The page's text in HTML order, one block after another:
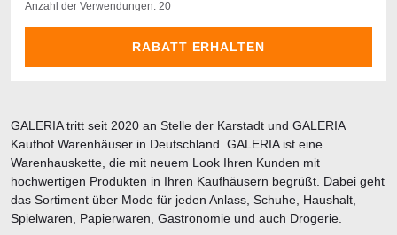
Anzahl der Verwendungen: 20
RABATT ERHALTEN
GALERIA tritt seit 2020 an Stelle der Karstadt und GALERIA
Kaufhof Warenhäuser in Deutschland. GALERIA ist eine
Warenhauskette, die mit neuem Look Ihren Kunden mit
hochwertigen Produkten in Ihren Kaufhäusern begrüßt. Dabei geht
das Sortiment über Mode für jeden Anlass, Schuhe, Haushalt,
Spielwaren, Papierwaren, Gastronomie und auch Drogerie.